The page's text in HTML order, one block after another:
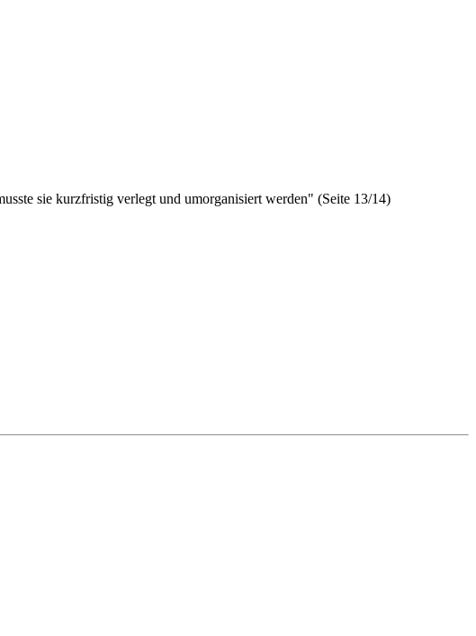
sie kurzfristig verlegt und umorganisiert werden" (Seite 13/14)